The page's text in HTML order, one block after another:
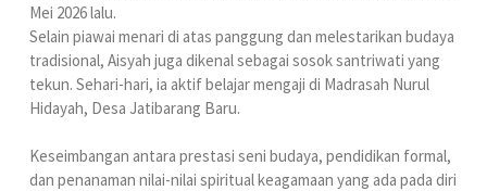
Mei 2026 lalu.
Selain piawai menari di atas panggung dan melestarikan budaya
tradisional, Aisyah juga dikenal sebagai sosok santriwati yang
tekun. Sehari-hari, ia aktif belajar mengaji di Madrasah Nurul
Hidayah, Desa Jatibarang Baru.
Keseimbangan antara prestasi seni budaya, pendidikan formal,
dan penanaman nilai-nilai spiritual keagamaan yang ada pada diri